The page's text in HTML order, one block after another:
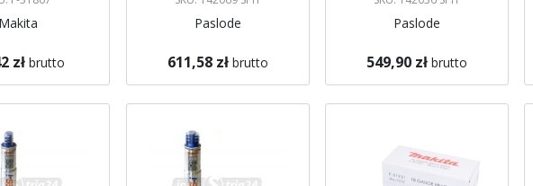
Makita
zł brutto
Paslode
611,58 zł brutto
Paslode
549,90 zł brutto